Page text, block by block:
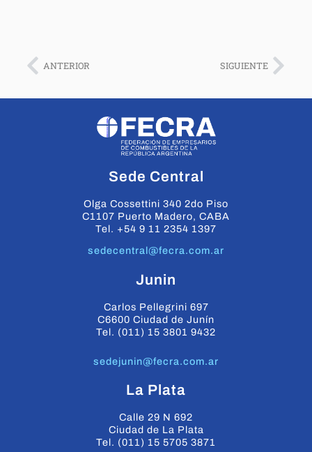
ANTERIOR SIGUIENTE
Sede Central
Olga Cossettini 340 2do Piso
C1107 Puerto Madero, CABA
Tel. +54 9 11 2354 1397
sedecentral@fecra.com.ar
Junin
Carlos Pellegrini 697
C6600 Ciudad de Junín
Tel. (011) 15 3801 9432
sedejunin@fecra.com.ar
La Plata
Calle 29 N 692
Ciudad de La Plata
Tel. (011) 15 5705 3871